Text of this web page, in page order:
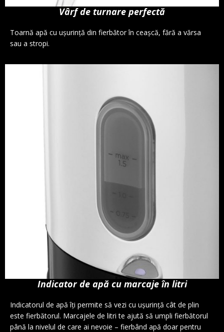
Vârf de turnare perfectă
Toarnă apă cu ușurință din fierbător în ceașcă, fără a vărsa
sau a stropi.
Indicator de apă cu marcaje în litri
Indicatorul de apă îți permite să vezi cu ușurință cât de plin
este fierbătorul. Marcajele de litri te ajută să umpli fierbătorul
până la nivelul de care ai nevoie – fierbând apă doar pentru